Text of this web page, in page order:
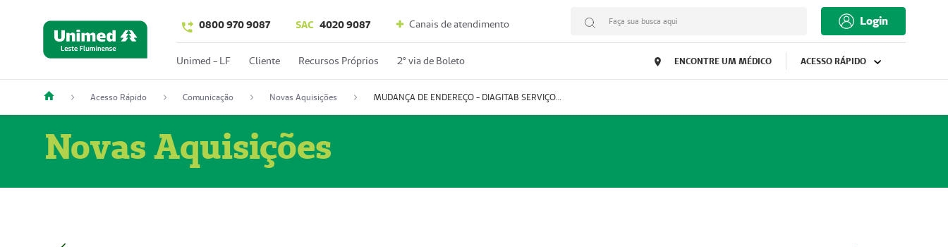
0800 970 9087 SAC 4020 9087 Canais de atendimento Faça sua busca aqui Login
Unimed - LF Cliente Recursos Próprios 2º via de Boleto ENCONTRE UM MÉDICO ACESSO RÁPIDO
Acesso Rápido Comunicação Novas Aquisições MUDANÇA DE ENDEREÇO - DIAGITAB SERVIÇOS MÉDICOS LTDA (54003267-5)
Novas Aquisições